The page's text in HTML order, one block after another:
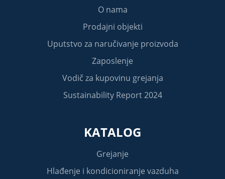
O nama
Prodajni objekti
Uputstvo za naručivanje proizvoda
Zaposlenje
Vodič za kupovinu grejanja
Sustainability Report 2024
KATALOG
Grejanje
Hlađenje i kondicioniranje vazduha